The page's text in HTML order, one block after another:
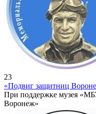
23
«Подвиг защитниц
При поддержке музея
Воронеж»